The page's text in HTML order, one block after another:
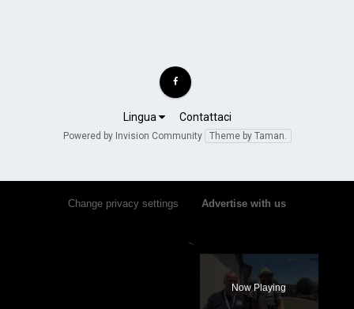
Lingua Contattaci
Powered by Invision Community Theme by Taman.
Change privacy settings Advertise with us
×
Now Playing